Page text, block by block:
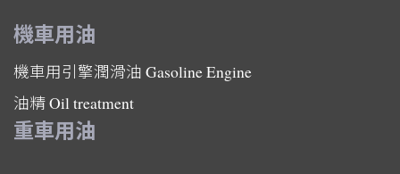
機車用油
機車用引擎潤滑油 Gasoline Engine
油精Oil treatment
重車用油